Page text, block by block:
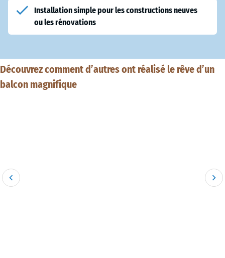
Installation simple pour les constructions neuves
ou les rénovations
Découvrez comment d’autres ont réalisé le rêve d’un
balcon magnifique